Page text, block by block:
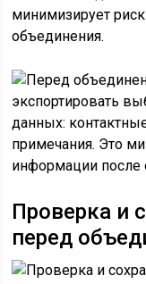
минимизирует
объединения.
Проверка и
перед